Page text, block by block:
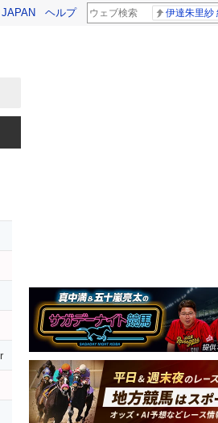
ヘルプ 伊達朱里紗